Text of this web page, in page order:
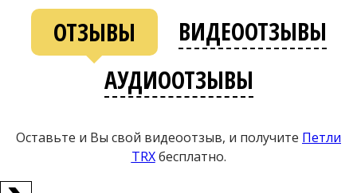
ОТЗЫВЫ
ВИДЕООТЗЫВЫ
АУДИООТЗЫВЫ
Оставьте и Вы свой видеоотзыв, и получите Петли
ТRХбесплатно.